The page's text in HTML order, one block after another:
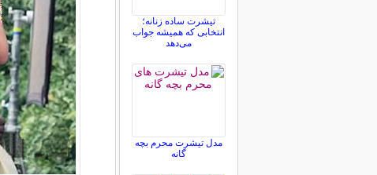
تیشرت ساده زنانه؛
انتخابی که همیشه جواب
می‌دهد
مدل تیشرت محرم بچه
گانه